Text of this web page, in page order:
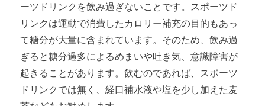
ーツドリンクを飲み過ぎないことです。スポーツド
リンクは運動で消費したカロリー補充の目的もあっ
て糖分が大量に含まれています。そのため、飲み過
ぎると糖分過多によるめまいや吐き気、意識障害が
起きることがあります。飲むのであれば、スポーツ
ドリンクでは無く、経口補水液や塩を少し加えた麦